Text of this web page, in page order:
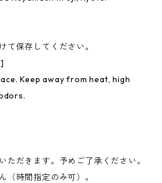
て保存してください。
Keep away from heat, high
ただきます。予めご了承ください。
時間指定のみ可）。